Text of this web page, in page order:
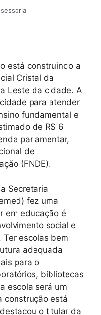
está construindo a
Cristal da
Leste da cidade. A
para atender
fundamental e
de R$ 6
parlamentar,
de
(FNDE).
Secretaria
fez uma
em educação é
social e
Ter escolas bem
adequada
para o
bibliotecas
escola será um
construção está
o titular da